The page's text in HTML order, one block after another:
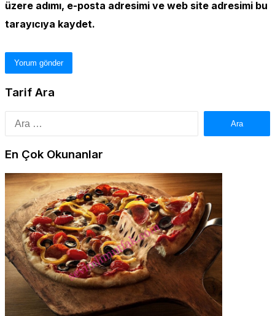
üzere adımı, e-posta adresimi ve web site adresimi bu
tarayıcıya kaydet.
Tarif Ara
Arama:
En Çok Okunanlar